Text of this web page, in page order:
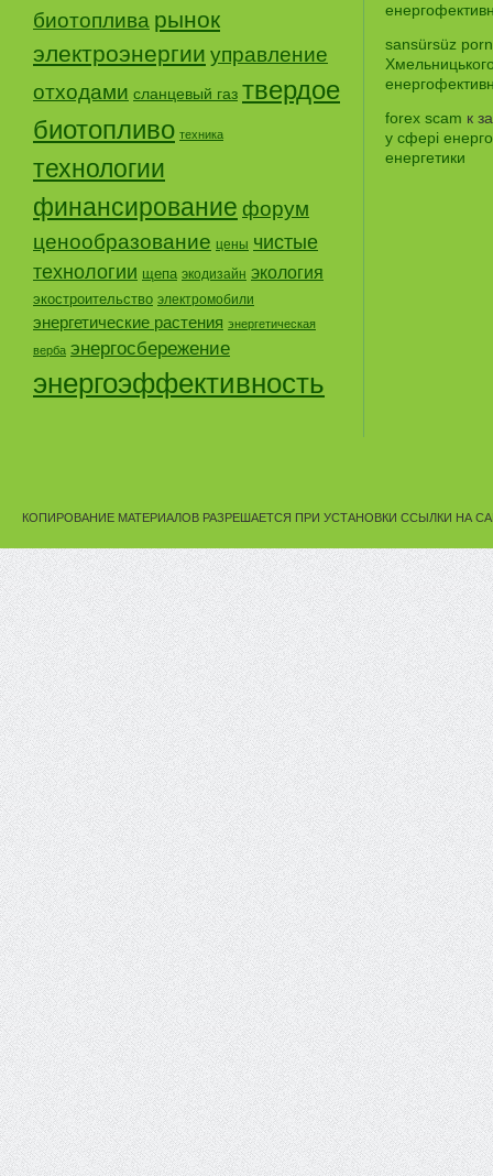
биотоплива рынок
электроэнергии управление
отходами сланцевый газ твердое
биотопливо техника
технологии
финансирование форум
ценообразование цены чистые
технологии щепа экодизайн экология
экостроительство электромобили
энергетические растения энергетическая
верба энергосбережение
энергоэффективность
sansürsüz
forex scam к
у сфері
енергетики
КОПИРОВАНИЕ МАТЕРИАЛОВ РАЗРЕШАЕТСЯ ПРИ УСТАНОВКИ ССЫЛКИ НА САЙТ